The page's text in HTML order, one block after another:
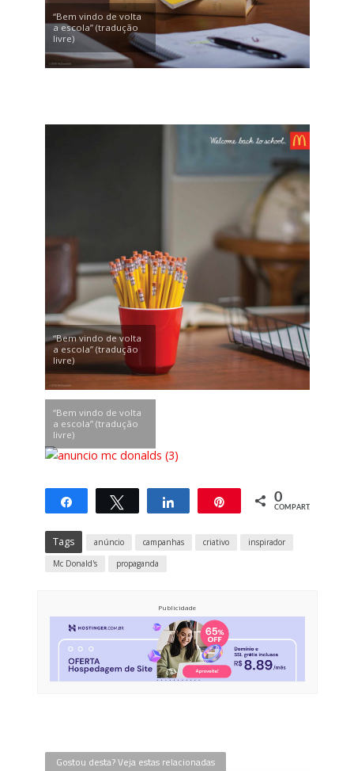
“Bem vindo de volta
a escola” (tradução
livre)
“Bem vindo de volta
a escola” (tradução
livre)
“Bem vindo de volta
a escola” (tradução
livre)
CompartilharTwittar Compartilhar 0
COMPART.
Tags anúncio campanhas criativo
inspirador
Mc Donald's
propaganda
Publicidade
Gostou desta? Veja estas relacionadas